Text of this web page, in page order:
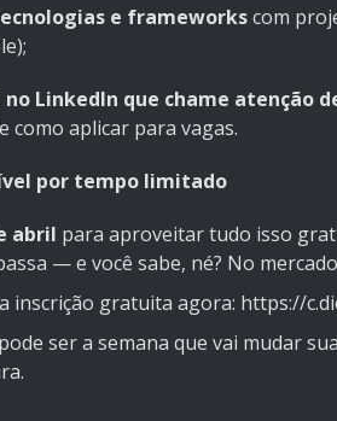
e frameworkscom
LinkedIn que chame atenção
como aplicar para vagas.
por tempo limitado
abril para aproveitar tudo isso
— e você sabe, né? No
inscrição gratuita agora: https://
ser a semana que vai mudar